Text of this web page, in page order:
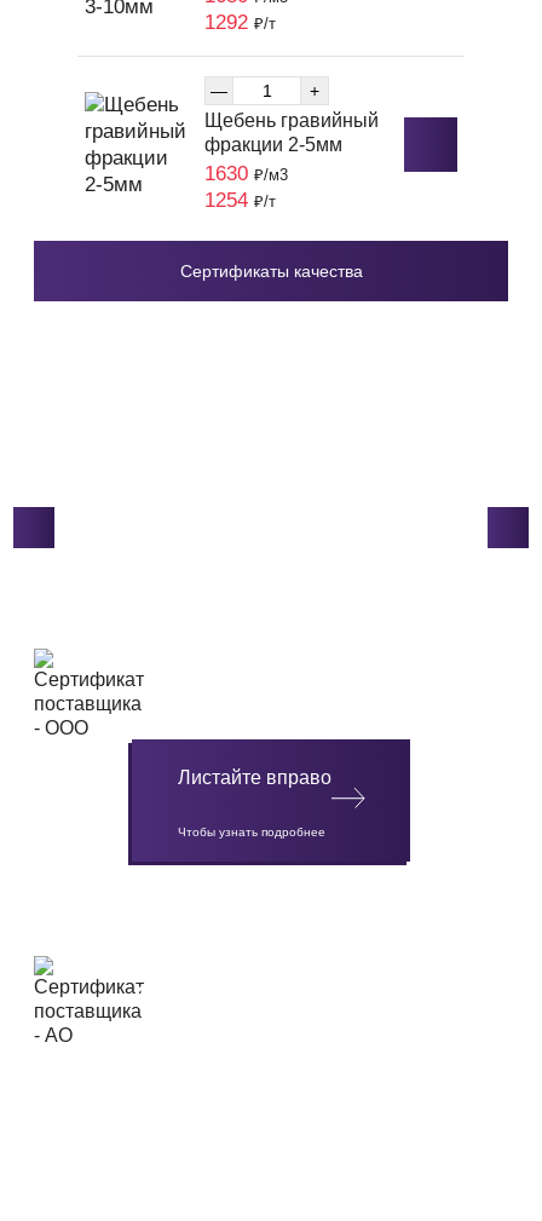
1292 ₽/т
— +
Щебень гравийный
фракции 2-5мм
1630 ₽/м3
1254 ₽/т
Сертификаты качества
Листайте вправо
Чтобы узнать подробнее
ОТВЕТЬТЕ НА 5